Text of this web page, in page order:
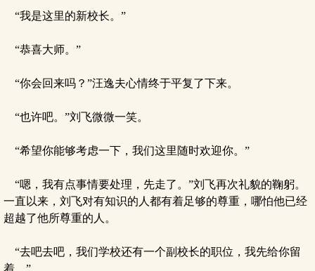
“我是这里的新校长。”
“恭喜大师。”
“你会回来吗？”汪逸夫心情终于平复了下来。
“也许吧。”刘飞微微一笑。
“希望你能够考虑一下，我们这里随时欢迎你。”
“嗯，我有点事情要处理，先走了。”刘飞再次礼貌的鞠躬。
一直以来，刘飞对有知识的人都有着足够的尊重，哪怕他已经
超越了他所尊重的人。
“去吧去吧，我们学校还有一个副校长的职位，我先给你留
着。”